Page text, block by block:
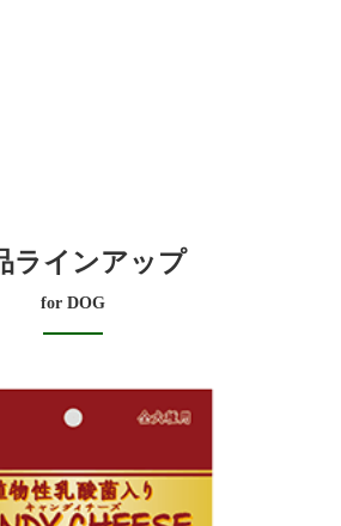
ラインアップ
for DOG